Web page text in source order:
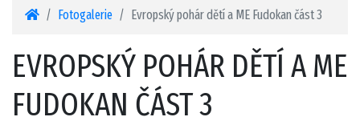
Fotogalerie Evropský pohár dětí a ME Fudokan část 3
EVROPSKÝ POHÁR DĚTÍ A ME
FUDOKAN ČÁST 3